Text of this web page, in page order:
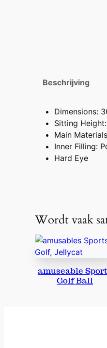
Beschrijving
Dimensions:
Sitting
Main
Inner Filling:
Hard Eye
Wordt vaak
amuseable
Golf Ball